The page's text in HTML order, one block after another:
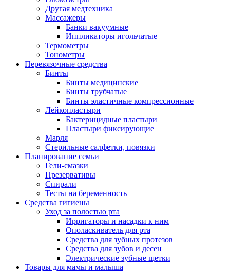
Другая медтехника
Массажеры
Банки вакуумные
Иппликаторы игольчатые
Термометры
Тонометры
Перевязочные средства
Бинты
Бинты медицинские
Бинты трубчатые
Бинты эластичные компрессионные
Лейкопластыри
Бактерицидные пластыри
Пластыри фиксирующие
Марля
Стерильные салфетки, повязки
Планирование семьи
Гели-смазки
Презервативы
Спирали
Тесты на беременность
Средства гигиены
Уход за полостью рта
Ирригаторы и насадки к ним
Ополаскиватель для рта
Средства для зубных протезов
Средства для зубов и десен
Электрические зубные щетки
Товары для мамы и малыша